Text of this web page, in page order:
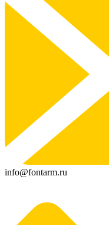
info@fontarm.ru